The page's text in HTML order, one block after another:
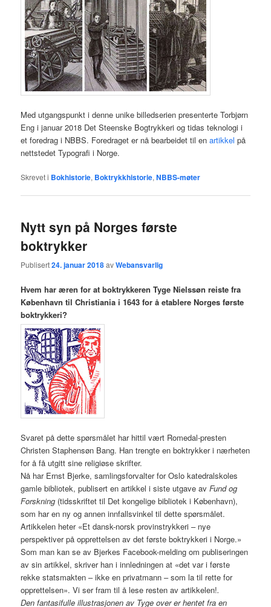
Med utgangspunkt i denne unike billedserien presenterte Torbjørn
Eng i januar 2018 Det Steenske Bogtrykkeri og tidas teknologi i
et foredrag i NBBS. Foredraget er nå bearbeidet til enartikkel på
nettstedet Typografi i Norge.
Skrevet i Bokhistorie, Boktrykkhistorie,NBBS-møter
Nytt syn på Norges første
boktrykker
Publisert24. januar 2018avWebansvarlig
Hvem har æren for at boktrykkeren Tyge Nielssøn reiste fra
København til Christiania i 1643 for å etablere Norges første
boktrykkeri?
Svaret på dette spørsmålet har hittil vært Romedal-presten
Christen Staphensøn Bang. Han trengte en boktrykker i nærheten
for å få utgitt sine religiøse skrifter.
Nå har Ernst Bjerke, samlingsforvalter for Oslo katedralskoles
gamle bibliotek, publisert en artikkel i siste utgave avFund og
Forskning (tidsskriftet til Det kongelige bibliotek i København),
som har en ny og annen innfallsvinkel til dette spørsmålet.
Artikkelen heter «Et dansk-norsk provinstrykkeri – nye
perspektiver på opprettelsen av det første boktrykkeri i Norge.»
Som man kan se av Bjerkes Facebook-melding om publiseringen
av sin artikkel, skriver han i innledningen at «det var i første
rekke statsmakten – ikke en privatmann – som la til rette for
opprettelsen». Vi ser fram til å lese resten av artikkelen!.
Den fantasifulle illustrasjonen av Tyge over er hentet fra en